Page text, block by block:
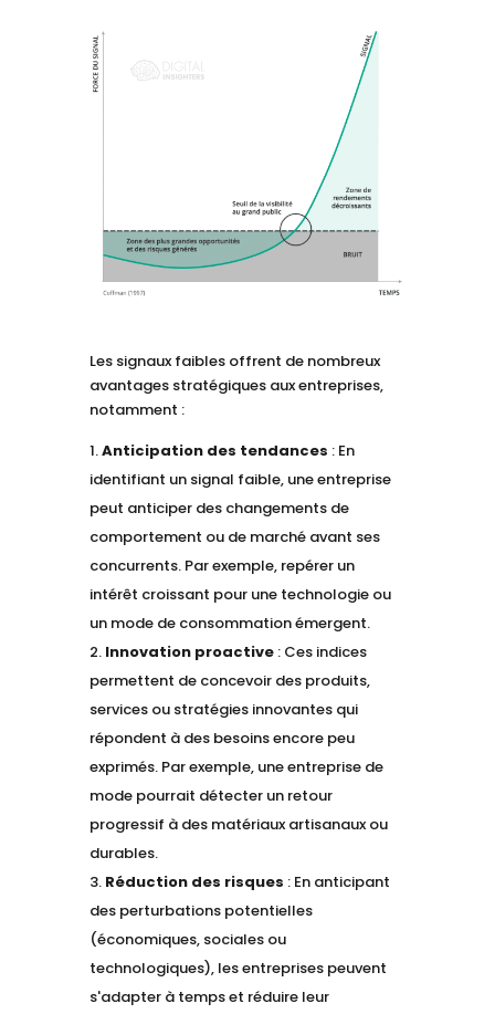
Les signaux faibles offrent de nombreux
avantages stratégiques aux entreprises,
notamment :
Anticipation des tendances : En
identifiant un signal faible, une entreprise
peut anticiper des changements de
comportement ou de marché avant ses
concurrents. Par exemple, repérer un
intérêt croissant pour une technologie ou
un mode de consommation émergent.
Innovation proactive: Ces indices
permettent de concevoir des produits,
services ou stratégies innovantes qui
répondent à des besoins encore peu
exprimés. Par exemple, une entreprise de
mode pourrait détecter un retour
progressif à des matériaux artisanaux ou
durables.
Réduction des risques : En anticipant
des perturbations potentielles
(économiques, sociales ou
technologiques), les entreprises peuvent
s'adapter à temps et réduire leur